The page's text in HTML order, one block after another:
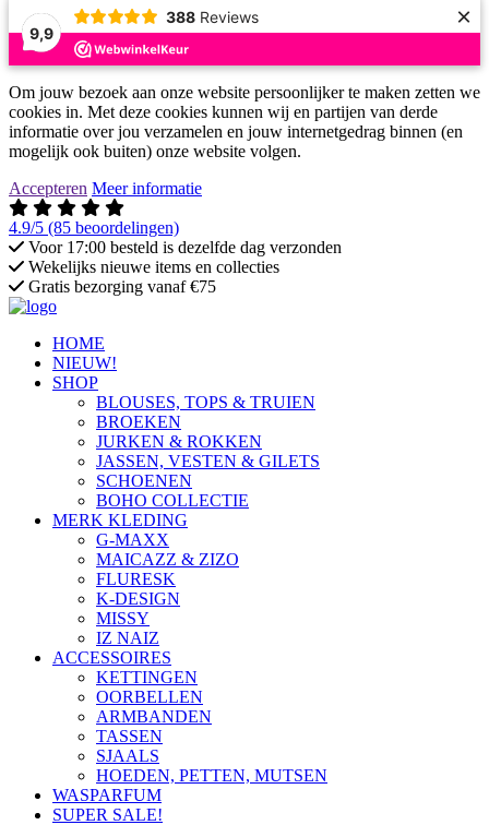
9,9
388 Reviews ×
Om jouw bezoek aan onze website persoonlijker te maken zetten we
cookies in. Met deze cookies kunnen wij en partijen van derde
informatie over jou verzamelen en jouw internetgedrag binnen (en
mogelijk ook buiten) onze website volgen.
Accepteren Meer informatie
4.9/5 (85 beoordelingen)
Voor 17:00 besteld is dezelfde dag verzonden
Wekelijks nieuwe items en collecties
Gratis bezorging vanaf €75
HOME
NIEUW!
SHOP
BLOUSES, TOPS & TRUIEN
BROEKEN
JURKEN & ROKKEN
JASSEN, VESTEN & GILETS
SCHOENEN
BOHO COLLECTIE
MERK KLEDING
G-MAXX
MAICAZZ & ZIZO
FLURESK
K-DESIGN
MISSY
IZ NAIZ
ACCESSOIRES
KETTINGEN
OORBELLEN
ARMBANDEN
TASSEN
SJAALS
HOEDEN, PETTEN, MUTSEN
WASPARFUM
SUPER SALE!